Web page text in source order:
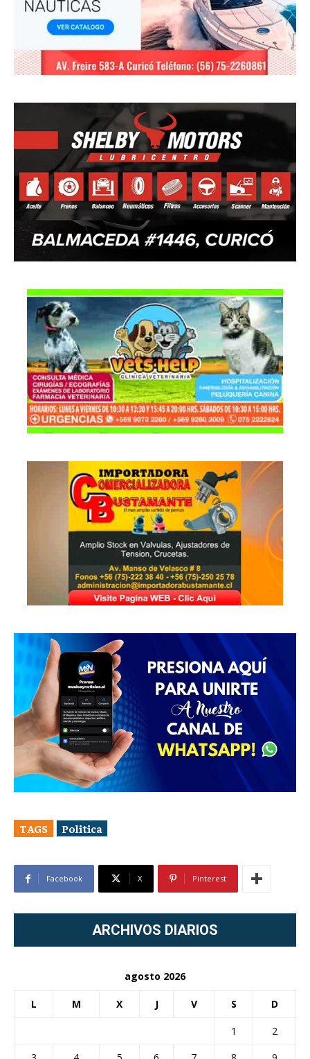
TAGS Politica
Facebook X Pinterest
ARCHIVOS DIARIOS
agosto 2026
L M X J V S D
1
2